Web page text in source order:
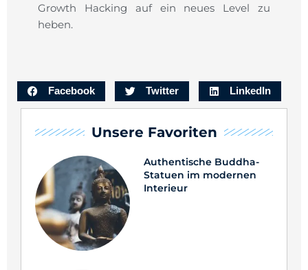
Unsere Favoriten
Authentische Buddha-
Statuen im modernen
Interieur
Growth Hacking auf ein neues Level zu
heben.
Facebook Twitter LinkedIn